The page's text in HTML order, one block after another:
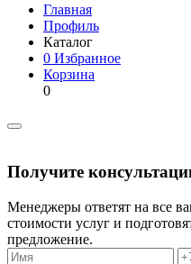
Главная
Профиль
Каталог
0 Избранное
Корзина
0
Получите
Менеджеры ответят на все
стоимости услуг и
предложение.